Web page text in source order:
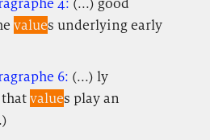
values underlying early
6: (...) ly
values play an